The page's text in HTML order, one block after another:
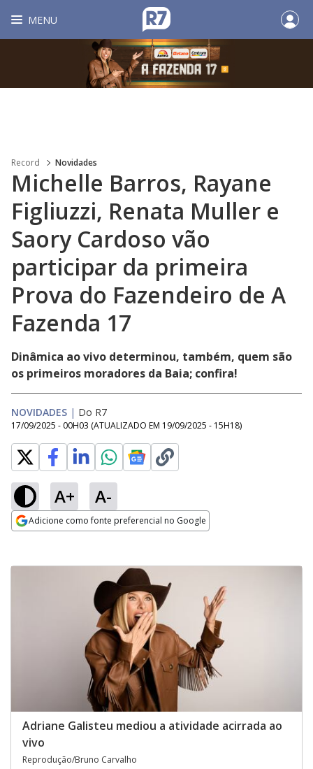
MENU
Record Novidades
Michelle Barros, Rayane
Figliuzzi, Renata Muller e
Saory Cardoso vão
participar da primeira
Prova do Fazendeiro de A
Fazenda 17
Dinâmica ao vivo determinou, também, quem são
os primeiros moradores da Baia; confira!
NOVIDADES | Do R7
17/09/2025 - 00H03 (ATUALIZADO EM 19/09/2025 - 15H18)
A+ A-
Adicione como fonte preferencial no Google
Adriane Galisteu mediou a atividade acirrada ao
vivo
Reprodução/Bruno Carvalho